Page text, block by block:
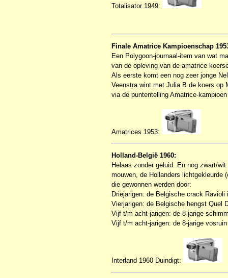
Totalisator 1949:
Finale Amatrice Kampioenschap
Een Polygoon-journaal-item van wat
van de opleving van de amatrice
Als eerste komt een nog zeer jonge
Veenstra wint met Julia B de koers op
via de puntentelling Amatrice-
Amatrices 1953:
Holland-België 1960:
Helaas zonder geluid. En nog zwart/
mouwen, de Hollanders lichtgekleurde
die gewonnen werden door:
Driejarigen: de Belgische crack
Vierjarigen: de Belgische hengst Quel
Vijf t/m acht-jarigen: de 8-jarige
Vijf t/m acht-jarigen: de 8-jarige
Interland 1960 Duindigt: